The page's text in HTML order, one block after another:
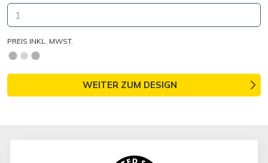
PREIS INKL. MWST.
WEITER ZUM DESIGN